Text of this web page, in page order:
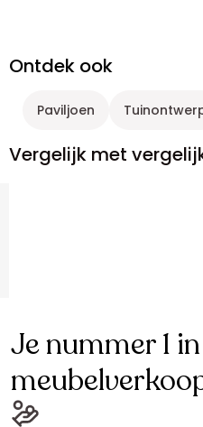
Ontdek ook
Paviljoen
Vergelijk met
Je nummer 1